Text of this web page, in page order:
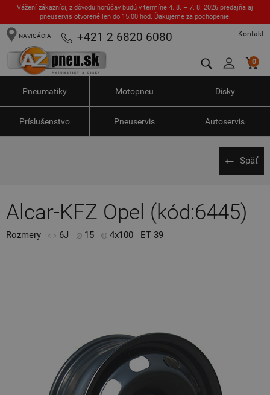
Vážení zákazníci, z dôvodu horúčav budú v termíne 4. 8. – 7. 8. 2026 predajňa aj
pneuservis otvorené len do 15:00 hod. Ďakujeme za pochopenie.
Kontakt
NAVIGÁCIA +421 2 6820 6080
0
Pneumatiky Motopneu Disky
Príslušenstvo Pneuservis Autoservis
Späť
Alcar-KFZ Opel (kód:6445)
Rozmery 6J 15 4x100 ET 39